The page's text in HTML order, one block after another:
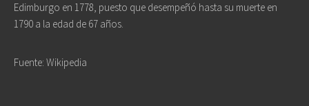
Edimburgo en 1778, puesto que desempeñó hasta su muerte en
1790 a la edad de 67 años.
Fuente: Wikipedia